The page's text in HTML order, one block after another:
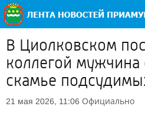
В Циолковском
коллегой мужчина
скамье
21 мая 2026, 11:06 Официально